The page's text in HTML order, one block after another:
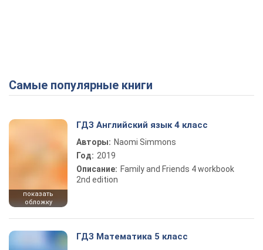
Самые популярные книги
показать
обложку
ГДЗ Английский язык 4 класс
Авторы: Naomi Simmons
Год: 2019
Описание: Family and Friends 4 workbook
2nd edition
ГДЗ Математика 5 класс